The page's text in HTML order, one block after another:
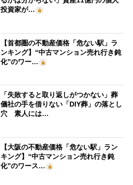
投資家が…
【首都圏の不動産価格「危ない駅」ラ
ンキング】“中古マンション売れ行き鈍
化”のワー…
「失敗すると取り返しがつかない」葬
儀社の手を借りない「DIY葬」の落とし
穴 素人には…
【大阪の不動産価格「危ない駅」ラン
キング】“中古マンション売れ行き鈍
化”のワース…